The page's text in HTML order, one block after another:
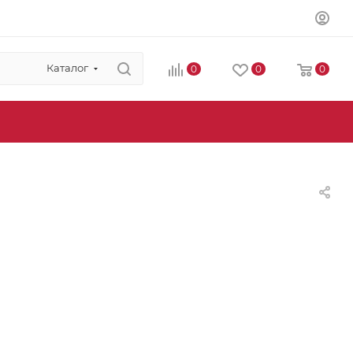
Каталог 0 0 0